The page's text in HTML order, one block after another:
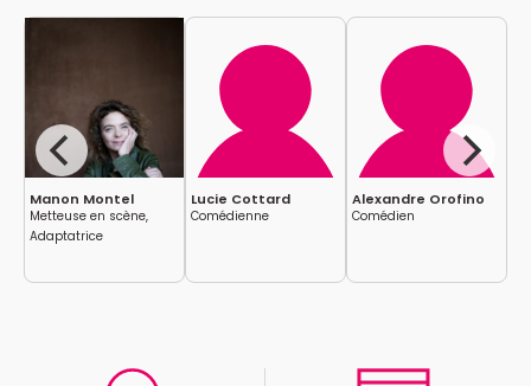
Manon Montel
Metteuse en scène,
Adaptatrice
Lucie Cottard
Comédienne
Alexandre Orofino
Comédien